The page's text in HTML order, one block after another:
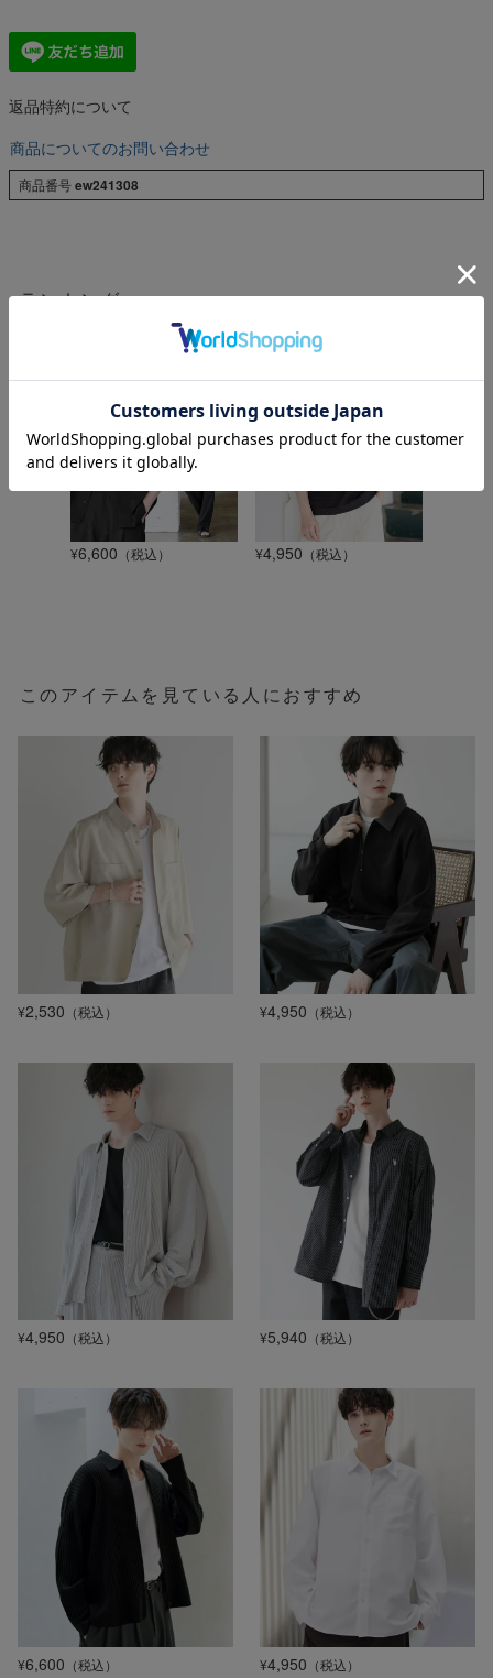
返品特約について
商品についてのお問い合わせ
商品番号ew241308
ランキング
¥6,600 （税込） ¥4,950 （税込）
このアイテムを見ている人におすすめ
¥2,530 （税込） ¥4,950 （税込）
¥4,950 （税込） ¥5,940 （税込）
¥6,600 （税込） ¥4,950 （税込）